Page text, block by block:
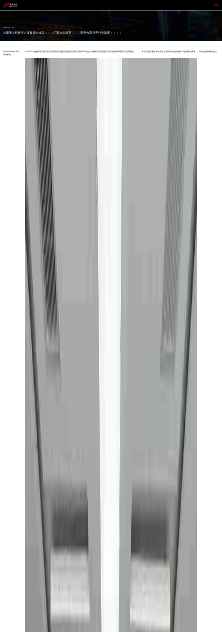
CGPAY钱包
2024 / 05 / 21
大疆无人机解决方案技能大比武！！！汇聚东北群英，，，洞察分享点亮行业版图！！！！
2024年5月9日-10日，，，CGPAY钱包数码大疆行业东北团队携大疆行业应用共同策划并成功举办无人机解决方案技能大比武热身赛和垂直行业赋能会。。。。本次活动共吸引来自东北三省的26位合作伙伴工程师报名参赛、、55位合作伙伴负责人
到场参会。。